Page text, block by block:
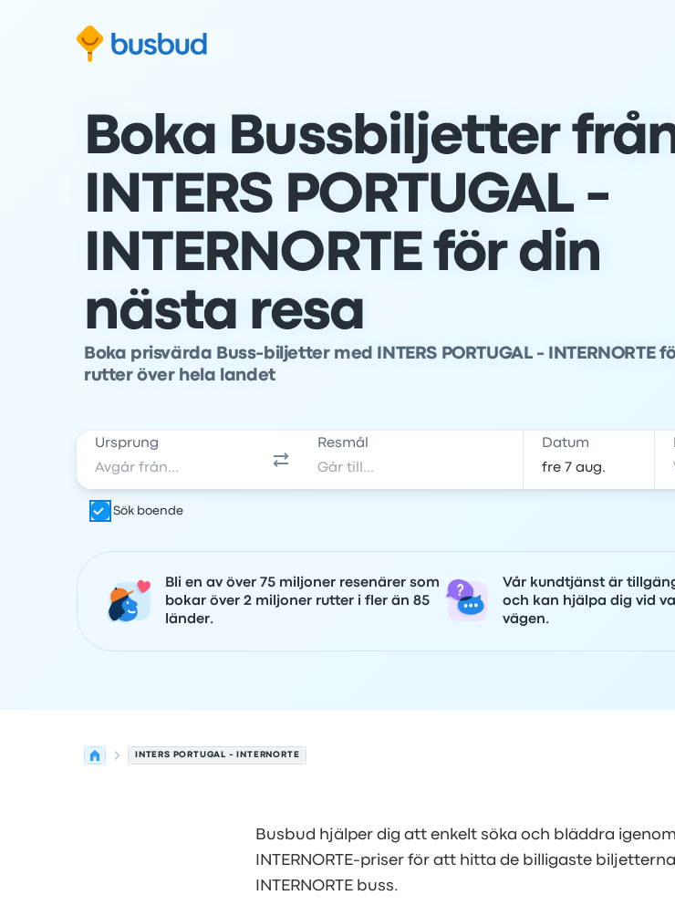
till sökformuläret
Hoppa till innehåll
Hoppa till sidfoten
Boka Bussbiljetter
INTERS PORTUGAL -
INTERNORTE för din
nästa resa
Boka prisvärda Buss-biljetter med INTERS PORTUGAL - INTERNORTE
rutter över hela landet
Ursprung Resmål Datum
Sök boende
Bli en av över 75 miljoner resenärer som
bokar över 2 miljoner rutter i fler än 85
länder.
Vår kundtjänst är
och kan hjälpa dig vid
vägen.
INTERS PORTUGAL - INTERNORTE
Busbud hjälper dig att enkelt söka och bläddra igenom
INTERNORTE-priser för att hitta de billigaste biljetterna
INTERNORTE buss.